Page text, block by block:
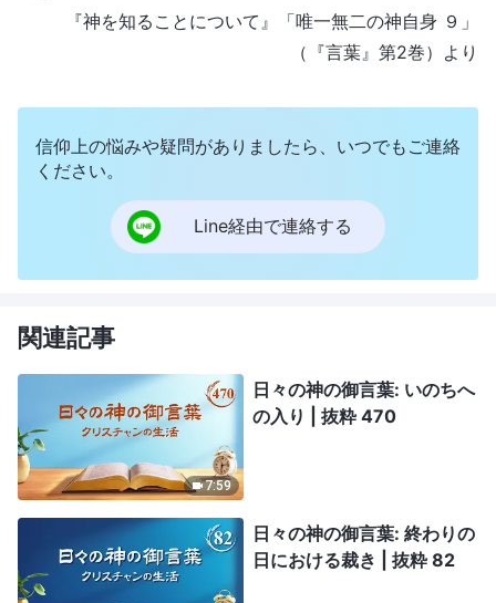
『神を知ることについて』「唯一無二の神自身 ９」
（『言葉』第2巻）より
信仰上の悩みや疑問がありましたら、いつでもご連絡
ください。
Line経由で連絡する
関連記事
7:59
日々の神の御言葉: いのちへ
の入り | 抜粋 470
日々の神の御言葉: 終わりの
日における裁き | 抜粋 82